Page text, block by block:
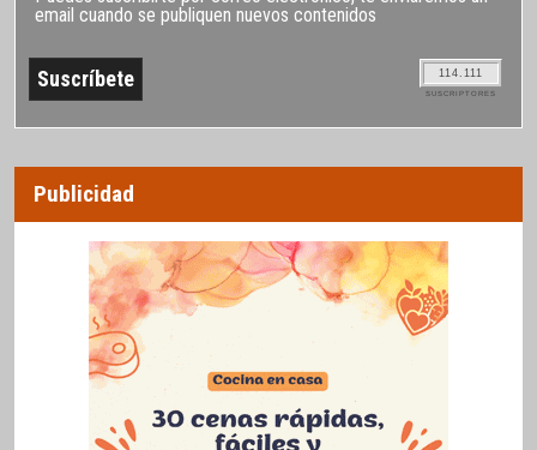
email cuando se publiquen nuevos contenidos
114.111
SUSCRIPTORES
Publicidad